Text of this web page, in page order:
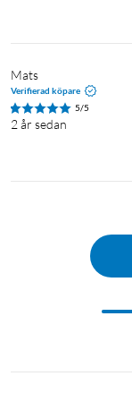
Mats
Verifierad köpare
5/5
2 år sedan